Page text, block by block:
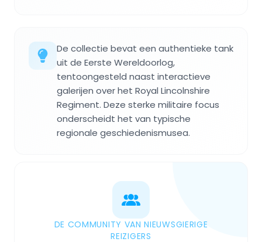
De collectie bevat een authentieke tank
uit de Eerste Wereldoorlog,
tentoongesteld naast interactieve
galerijen over het Royal Lincolnshire
Regiment. Deze sterke militaire focus
onderscheidt het van typische
regionale geschiedenismusea.
DE COMMUNITY VAN NIEUWSGIERIGE
REIZIGERS